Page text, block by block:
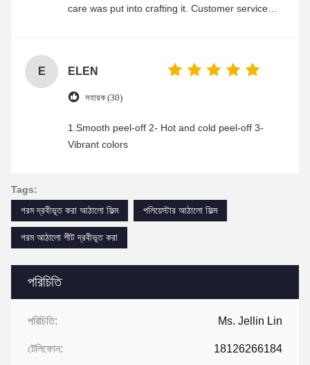
পরিচিতি
পরিচিতি: Ms. Jellin Lin
টেলিফোন: 18126266184
care was put into crafting it. Customer service
E ELEN
সহায়ক (30)
1.Smooth peel-off 2- Hot and cold peel-off 3-
Vibrant colors
Tags:
গরম দ্রবীভূত করা আঠালো ফিল্ম
পলিয়েস্টার আঠালো ফিল্ম
গরম আঠালো শীট দ্রবীভূত করা